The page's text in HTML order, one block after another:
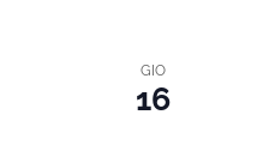
GIO
16